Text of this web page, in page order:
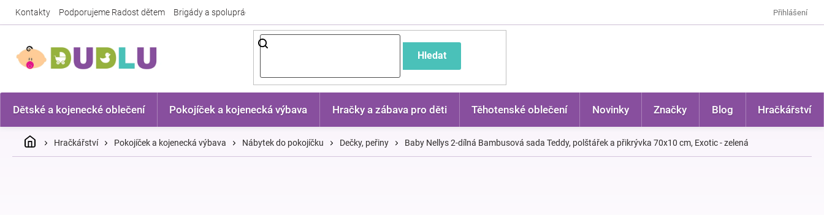
Kontakty Podporujeme Radost dětem Brigády a spolupráce Přihlášení
Hledat
Dětské a kojenecké oblečení Pokojíček a kojenecká výbava Hračky a zábava pro děti Těhotenské oblečení Novinky Značky Blog Hračkářství
DomůHračkářství Pokojíček a kojenecká výbava Nábytek do pokojíčku Dečky, peřiny Baby Nellys 2-dílná Bambusová sada Teddy, polštářek a přikrývka 70x10 cm, Exotic - zelená